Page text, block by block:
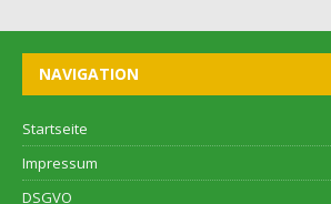
NAVIGATION
Startseite
Impressum
DSGVO